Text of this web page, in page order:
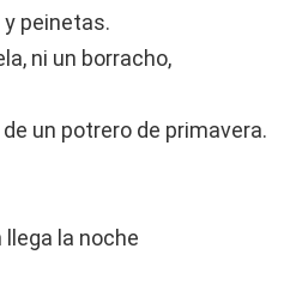
peinetas.
ni un borracho,
un potrero de primavera.
la noche